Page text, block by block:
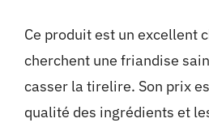
Ce produit est un excellent
cherchent une friandise
casser la tirelire. Son prix
qualité des ingrédients et